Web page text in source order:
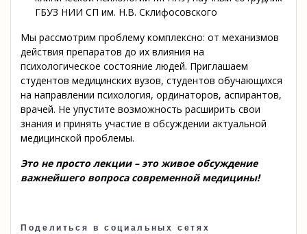
ГБУЗ НИИ СП им. Н.В. Склифосовского
Мы рассмотрим проблему комплексно: от механизмов
действия препаратов до их влияния на
психологическое состояние людей. Приглашаем
студентов медицинских вузов, студентов обучающихся
на направлении психология, ординаторов, аспирантов,
врачей. Не упустите возможность расширить свои
знания и принять участие в обсуждении актуальной
медицинской проблемы.
Это не просто лекции – это живое обсуждение
важнейшего вопроса современной медицины!
Поделиться в социальных сетях